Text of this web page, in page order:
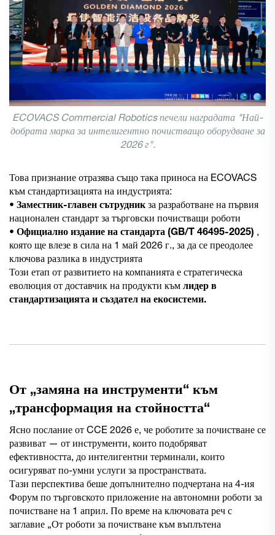
ECOVACS Commercial Robotics печели наградата "Най-
добрата марка за интелигентно почистващо оборудване за
2026 г".
Това признание отразява също така приноса на ECOVACS
към стандартизацията на индустрията:
• Заместник-главен сътрудникза разработване на първия
национален стандарт за търговски почистващи роботи
• Официално издание на стандарта (GB/T 46495-2025) ,
която ще влезе в сила на 1 май 2026 г., за да се преодолее
ключова разлика в индустрията
Този етап от развитието на компанията е стратегическа
еволюция от доставчик на продукти към лидер в
стандартизацията и създател на екосистеми.
От „замяна на инструменти“ към
„трансформация на стойността“
Ясно послание от CCE 2026 е, че роботите за почистване се
развиват — от инструменти, които подобряват
ефективността, до интелигентни терминали, които
осигуряват по-умни услуги за пространствата.
Тази перспектива беше допълнително подчертана на 4-ия
Форум по търговското приложение на автономни роботи за
почистване на 1 април. По време на ключовата реч с
заглавие „От роботи за почистване към въплътена